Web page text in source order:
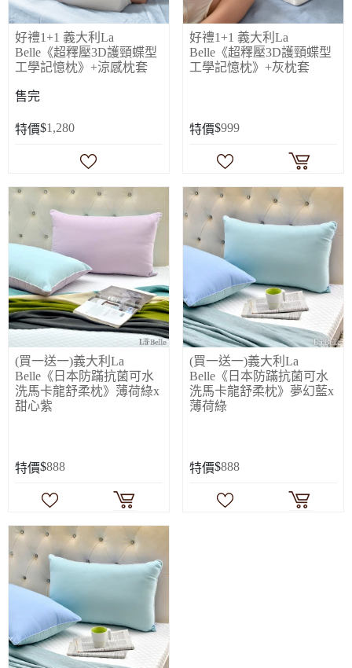
好禮1+1 義大利La
Belle《超釋壓3D護頸蝶型
工學記憶枕》+涼感枕套
售完
特價$1,280
好禮1+1 義大利La
Belle《超釋壓3D護頸蝶型
工學記憶枕》+灰枕套
特價$999
(買一送一)義大利La
Belle《日本防蹣抗菌可水
洗馬卡龍舒柔枕》薄荷綠x
甜心紫
特價$888
(買一送一)義大利La
Belle《日本防蹣抗菌可水
洗馬卡龍舒柔枕》夢幻藍x
薄荷綠
特價$888